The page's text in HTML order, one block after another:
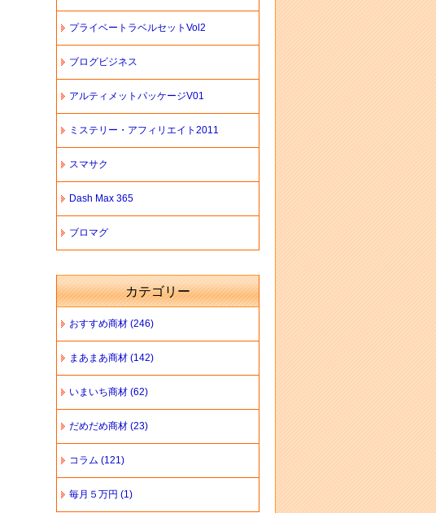
プライベートラベルセットVol2
ブログビジネス
アルティメットパッケージV01
ミステリー・アフィリエイト2011
スマサク
Dash Max 365
ブロマグ
カテゴリー
おすすめ商材 (246)
まあまあ商材 (142)
いまいち商材 (62)
だめだめ商材 (23)
コラム (121)
毎月５万円 (1)